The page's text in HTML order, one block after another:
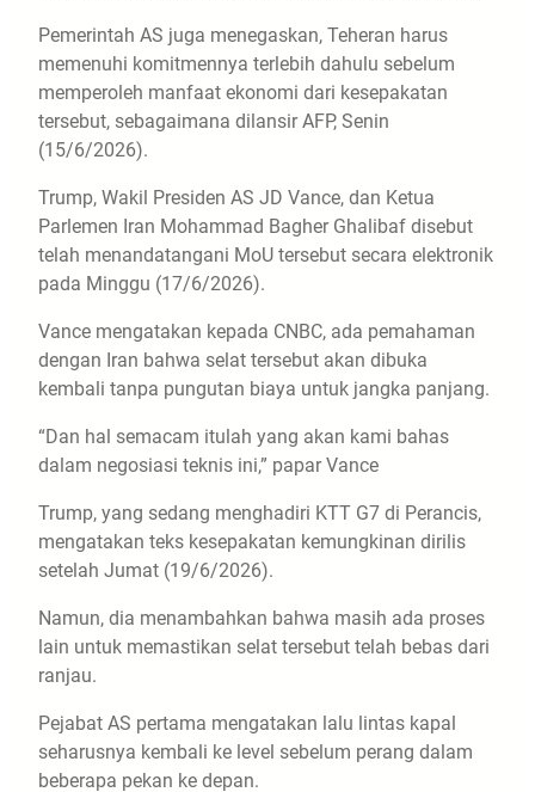
Pemerintah AS juga menegaskan, Teheran harus
memenuhi komitmennya terlebih dahulu sebelum
memperoleh manfaat ekonomi dari kesepakatan
tersebut, sebagaimana dilansir AFP, Senin
(15/6/2026).
Trump, Wakil Presiden AS JD Vance, dan Ketua
Parlemen Iran Mohammad Bagher Ghalibaf disebut
telah menandatangani MoU tersebut secara elektronik
pada Minggu (17/6/2026).
Vance mengatakan kepada CNBC, ada pemahaman
dengan Iran bahwa selat tersebut akan dibuka
kembali tanpa pungutan biaya untuk jangka panjang.
“Dan hal semacam itulah yang akan kami bahas
dalam negosiasi teknis ini,” papar Vance
Trump, yang sedang menghadiri KTT G7 di Perancis,
mengatakan teks kesepakatan kemungkinan dirilis
setelah Jumat (19/6/2026).
Namun, dia menambahkan bahwa masih ada proses
lain untuk memastikan selat tersebut telah bebas dari
ranjau.
Pejabat AS pertama mengatakan lalu lintas kapal
seharusnya kembali ke level sebelum perang dalam
beberapa pekan ke depan.